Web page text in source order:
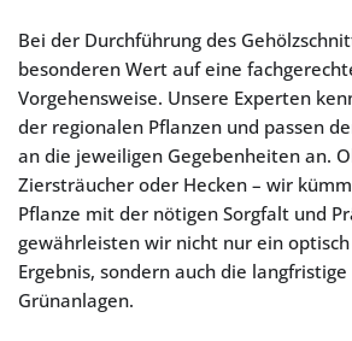
Bei der Durchführung des
besonderen Wert auf eine
Vorgehensweise. Unsere Experten
der regionalen Pflanzen und passen
an die jeweiligen Gegebenheiten an.
Ziersträucher oder Hecken – wir
Pflanze mit der nötigen Sorgfalt und
gewährleisten wir nicht nur ein
Ergebnis, sondern auch die
Grünanlagen.